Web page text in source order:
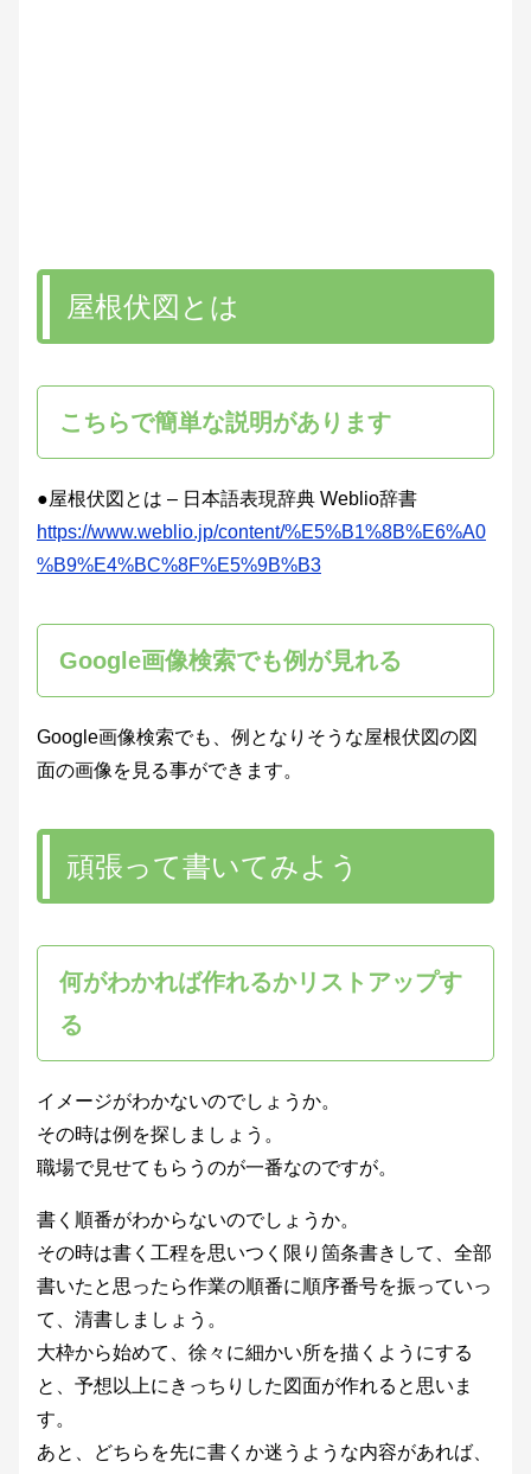
屋根伏図とは
こちらで簡単な説明があります
●屋根伏図とは – 日本語表現辞典 Weblio辞書
https://www.weblio.jp/content/%E5%B1%8B%E6%A0
%B9%E4%BC%8F%E5%9B%B3
Google画像検索でも例が見れる
Google画像検索でも、例となりそうな屋根伏図の図
面の画像を見る事ができます。
頑張って書いてみよう
何がわかれば作れるかリストアップす
る
イメージがわかないのでしょうか。
その時は例を探しましょう。
職場で見せてもらうのが一番なのですが。
書く順番がわからないのでしょうか。
その時は書く工程を思いつく限り箇条書きして、全部
書いたと思ったら作業の順番に順序番号を振っていっ
て、清書しましょう。
大枠から始めて、徐々に細かい所を描くようにする
と、予想以上にきっちりした図面が作れると思いま
す。
あと、どちらを先に書くか迷うような内容があれば、